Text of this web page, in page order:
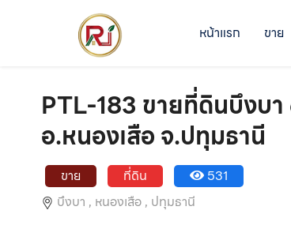
หน้าแรก ขาย
PTL-183 ขายที่ดินบึงบ
อ.หนองเสือ จ.ปทุมธานี
ขาย ที่ดิน
531
บึงบา , หนองเสือ , ปทุมธานี